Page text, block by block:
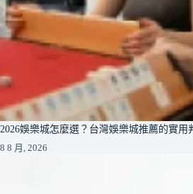
2026娛樂城怎麼選？台灣娛樂城推薦的實用
8 8 月, 2026